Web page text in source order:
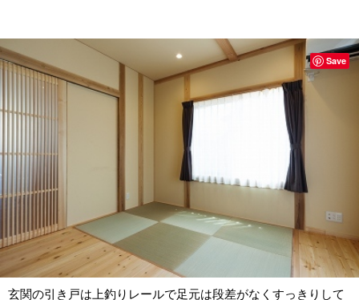
玄関の引き戸は上釣りレールで足元は段差がなくすっきりして
Save